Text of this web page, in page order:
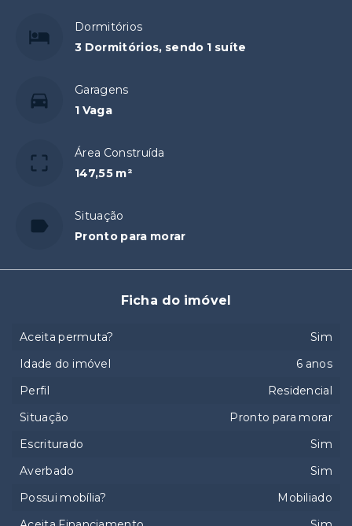
Dormitórios
3 Dormitórios, sendo 1 suíte
Garagens
1 Vaga
Área Construída
147,55 m²
Situação
Pronto para morar
Ficha do imóvel
Aceita permuta?
Sim
Idade do imóvel
6 anos
Perfil
Residencial
Situação
Pronto para morar
Escriturado
Sim
Averbado
Sim
Possui mobília?
Mobiliado